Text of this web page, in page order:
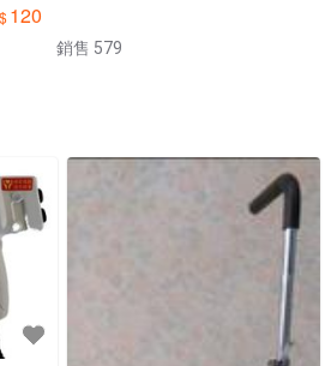
修改金額550
120
銷售 579